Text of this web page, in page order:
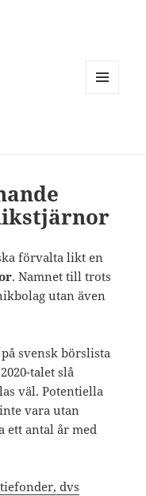
förvalta likt en
. Namnet till trots
utan även
svensk börslista
talet slå
väl. Potentiella
vara utan
ett antal år med
dvs